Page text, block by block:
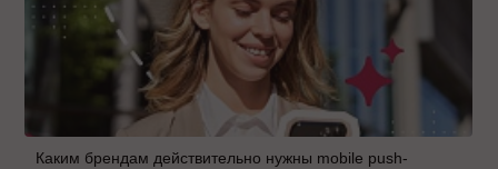
Каким брендам действительно нужны mobile push-